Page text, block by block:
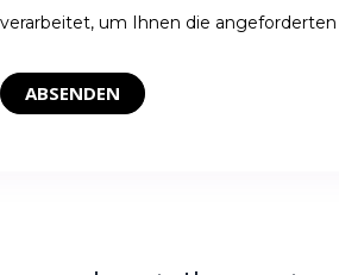
verarbeitet, um Ihnen die